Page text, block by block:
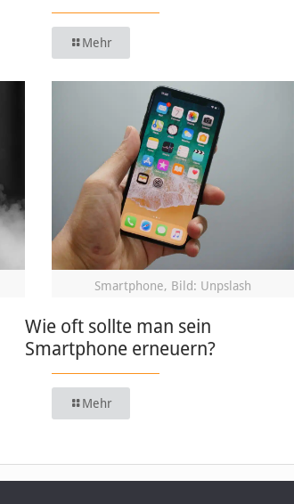
Mehr
Smartphone, Bild: Unpslash
Wie oft sollte man sein
Smartphone erneuern?
Mehr